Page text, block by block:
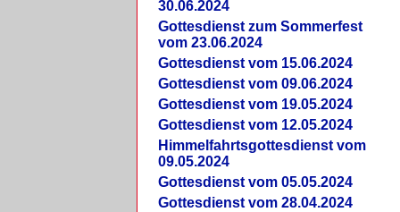
30.06.2024
Gottesdienst zum Sommerfest
vom 23.06.2024
Gottesdienst vom 15.06.2024
Gottesdienst vom 09.06.2024
Gottesdienst vom 19.05.2024
Gottesdienst vom 12.05.2024
Himmelfahrtsgottesdienst vom
09.05.2024
Gottesdienst vom 05.05.2024
Gottesdienst vom 28.04.2024